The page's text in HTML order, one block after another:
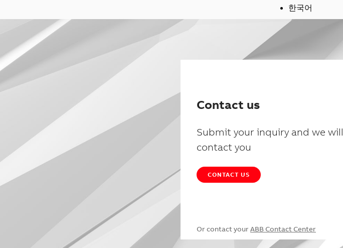
한국어
Contact us
Submit your inquiry and we will
contact you
CONTACT US
Or contact your ABB Contact Center